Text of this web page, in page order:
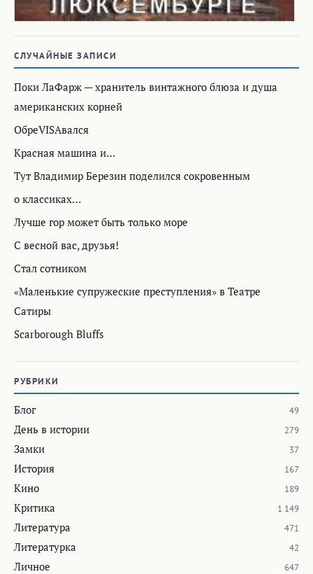
СЛУЧАЙНЫЕ ЗАПИСИ
Поки ЛаФарж — хранитель винтажного блюза и душа
американских корней
ОбреVISAвался
Красная машина и…
Тут Владимир Березин поделился сокровенным
о классиках…
Лучше гор может быть только море
С весной вас, друзья!
Стал сотником
«Маленькие супружеские преступления» в Театре
Сатиры
Scarborough Bluffs
РУБРИКИ
Блог 49
День в истории 279
Замки 37
История 167
Кино 189
Критика 1 149
Литература 471
Литературка 42
Личное 647